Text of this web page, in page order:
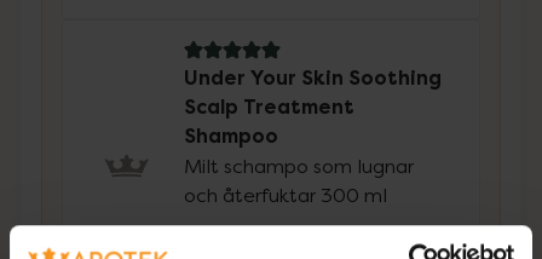
5 av 5 i omdöme
Under Your Skin Soothing
Scalp Treatment
Shampoo
Milt schampo som lugnar
och återfuktar 300 ml